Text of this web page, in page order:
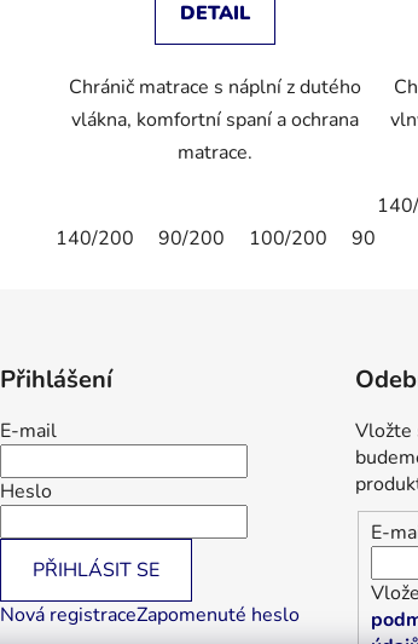
DETAIL
Chránič matrace s náplní z dutého
vlákna, komfortní spaní a ochrana
matrace.
140/200 90/200 100/200 90/190
Přihlášení
E-mail
Heslo
PŘIHLÁSIT SE
Nová registraceZapomenuté heslo
Vložte
E-